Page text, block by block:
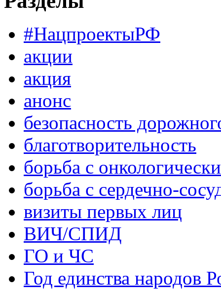
#НацпроектыРФ
акции
акция
анонс
безопасность
благотворительность
борьба с
борьба с сердечно-
визиты первых лиц
ВИЧ/СПИД
ГО и ЧС
Год единства народов